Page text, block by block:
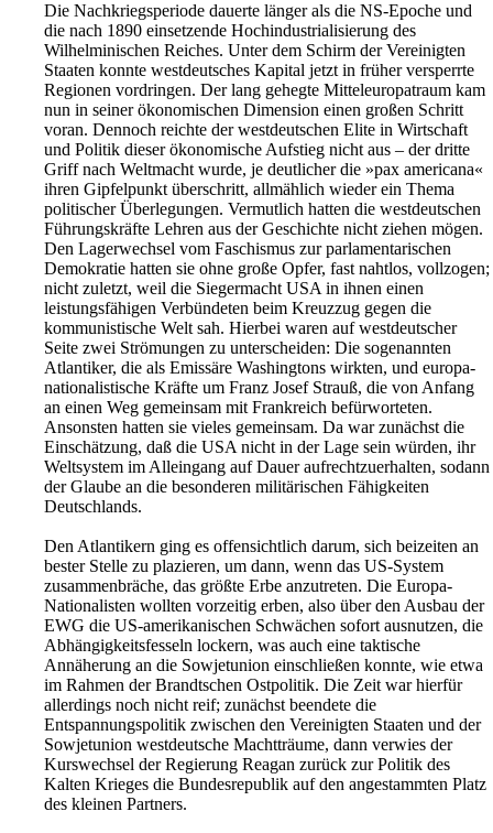
Die Nachkriegsperiode dauerte länger als die NS-Epoche und
die nach 1890 einsetzende Hochindustrialisierung des
Wilhelminischen Reiches. Unter dem Schirm der Vereinigten
Staaten konnte westdeutsches Kapital jetzt in früher versperrte
Regionen vordringen. Der lang gehegte Mitteleuropatraum kam
nun in seiner ökonomischen Dimension einen großen Schritt
voran. Dennoch reichte der westdeutschen Elite in Wirtschaft
und Politik dieser ökonomische Aufstieg nicht aus – der dritte
Griff nach Weltmacht wurde, je deutlicher die »pax americana«
ihren Gipfelpunkt überschritt, allmählich wieder ein Thema
politischer Überlegungen. Vermutlich hatten die westdeutschen
Führungskräfte Lehren aus der Geschichte nicht ziehen mögen.
Den Lagerwechsel vom Faschismus zur parlamentarischen
Demokratie hatten sie ohne große Opfer, fast nahtlos, vollzogen;
nicht zuletzt, weil die Siegermacht USA in ihnen einen
leistungsfähigen Verbündeten beim Kreuzzug gegen die
kommunistische Welt sah. Hierbei waren auf westdeutscher
Seite zwei Strömungen zu unterscheiden: Die sogenannten
Atlantiker, die als Emissäre Washingtons wirkten, und europa-
nationalistische Kräfte um Franz Josef Strauß, die von Anfang
an einen Weg gemeinsam mit Frankreich befürworteten.
Ansonsten hatten sie vieles gemeinsam. Da war zunächst die
Einschätzung, daß die USA nicht in der Lage sein würden, ihr
Weltsystem im Alleingang auf Dauer aufrechtzuerhalten, sodann
der Glaube an die besonderen militärischen Fähigkeiten
Deutschlands.
Den Atlantikern ging es offensichtlich darum, sich beizeiten an
bester Stelle zu plazieren, um dann, wenn das US-System
zusammenbräche, das größte Erbe anzutreten. Die Europa-
Nationalisten wollten vorzeitig erben, also über den Ausbau der
EWG die US-amerikanischen Schwächen sofort ausnutzen, die
Abhängigkeitsfesseln lockern, was auch eine taktische
Annäherung an die Sowjetunion einschließen konnte, wie etwa
im Rahmen der Brandtschen Ostpolitik. Die Zeit war hierfür
allerdings noch nicht reif; zunächst beendete die
Entspannungspolitik zwischen den Vereinigten Staaten und der
Sowjetunion westdeutsche Machtträume, dann verwies der
Kurswechsel der Regierung Reagan zurück zur Politik des
Kalten Krieges die Bundesrepublik auf den angestammten Platz
des kleinen Partners.